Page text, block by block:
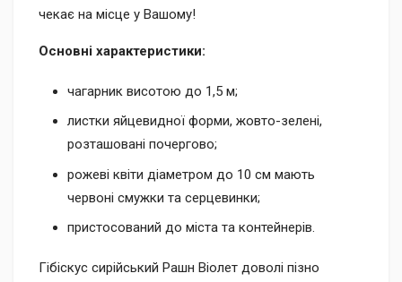
чекає на місце у Вашому!
Основні характеристики:
чагарник висотою до 1,5 м;
листки яйцевидної форми, жовто-зелені,
розташовані почергово;
рожеві квіти діаметром до 10 см мають
червоні смужки та серцевинки;
пристосований до міста та контейнерів.
Гібіскус сирійський Рашн Віолет доволі пізно